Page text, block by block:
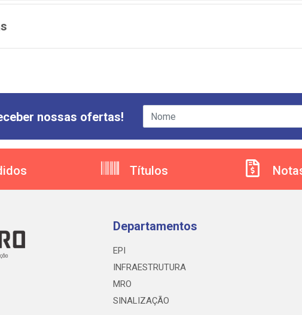
nossas ofertas!
Títulos
Departamentos
EPI
INFRAESTRUTURA
MRO
SINALIZAÇÃO